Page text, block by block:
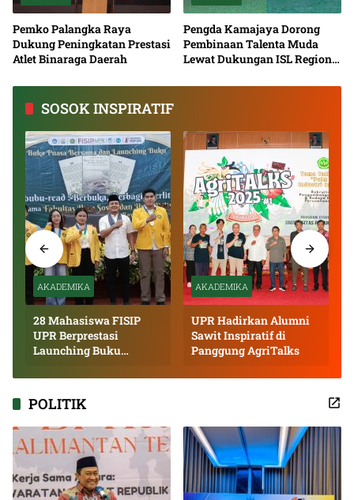
Pemko Palangka Raya
Dukung Peningkatan Prestasi
Atlet Binaraga Daerah
Pengda Kamajaya Dorong
Pembinaan Talenta Muda
Lewat Dukungan ISL Regional
SOSOK INSPIRATIF
AKADEMIKA
28 Mahasiswa FISIP
UPR Berprestasi
Launching Buku
AKADEMIKA
UPR Hadirkan Alumni
Sawit Inspiratif di
Panggung AgriTalks
POLITIK